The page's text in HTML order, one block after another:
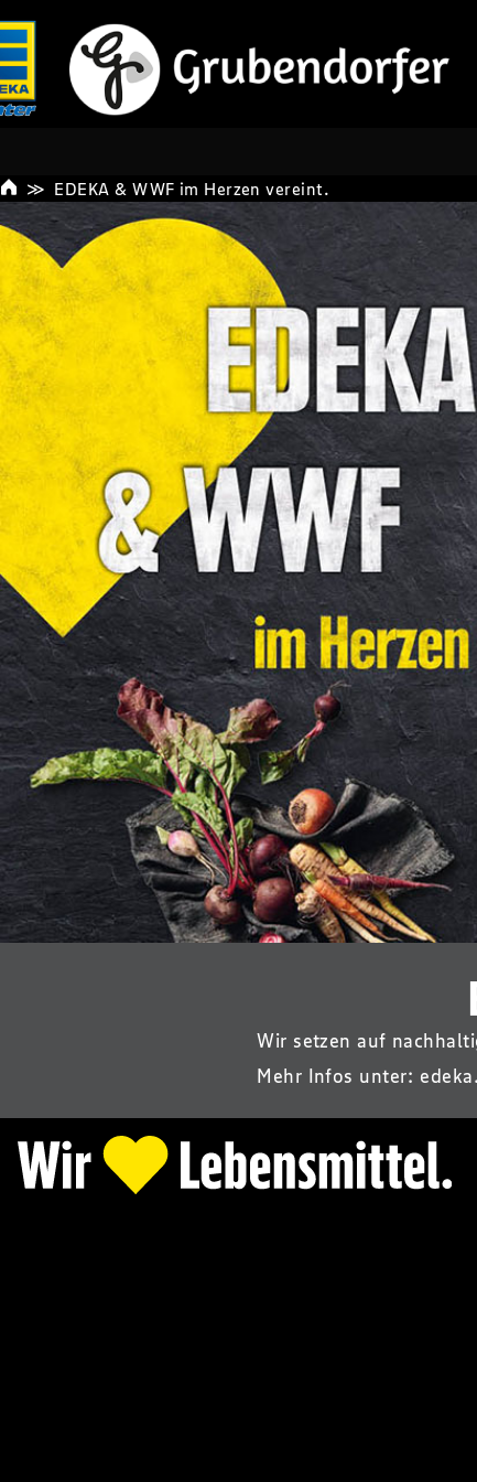
EDEKA & WWF im Herzen vereint.
Wir setzen auf
Mehr Infos unter: